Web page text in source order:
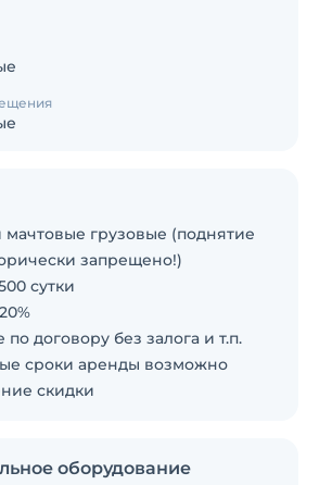
грузовые (поднятие
запрещено!)
сутки
договору без залога и т.п.
сроки аренды возможно
скидки
оборудование